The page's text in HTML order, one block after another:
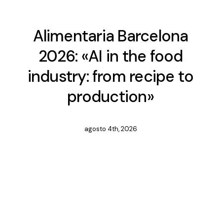
Alimentaria Barcelona
2026: «AI in the food
industry: from recipe to
production»
agosto 4th, 2026